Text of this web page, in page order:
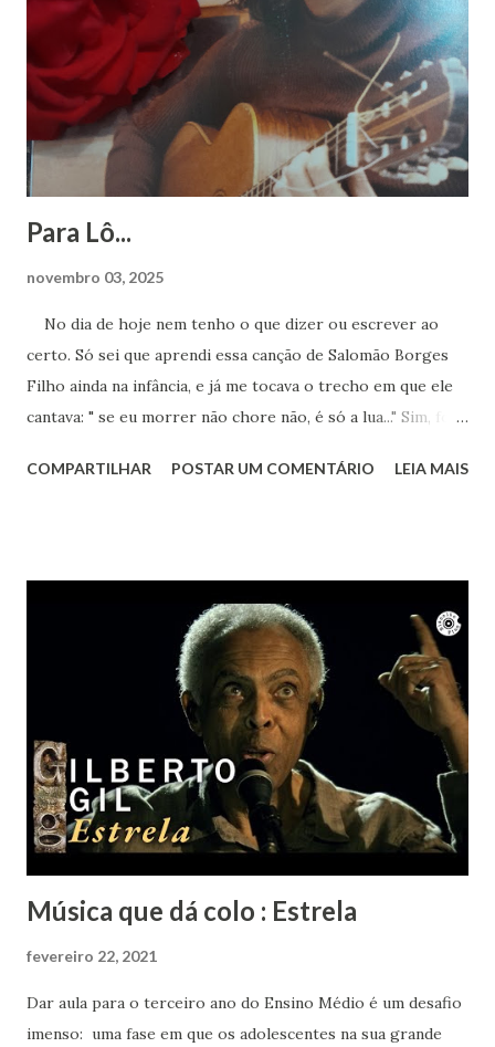
Para Lô...
novembro 03, 2025
No dia de hoje nem tenho o que dizer ou escrever ao
certo. Só sei que aprendi essa canção de Salomão Borges
Filho ainda na infância, e já me tocava o trecho em que ele
cantava: " se eu morrer não chore não, é só a lua..." Sim, foi a
obra. Achei este registro de 2023, num dia que essa música
Cabelo". Vai em paz Lô... Obrigada por tanto.
COMPARTILHAR POSTAR UM COMENTÁRIO LEIA MAIS
Música que dá colo : Estrela
fevereiro 22, 2021
Dar aula para o terceiro ano do Ensino Médio é um desafio
imenso: uma fase em que os adolescentes na sua grande